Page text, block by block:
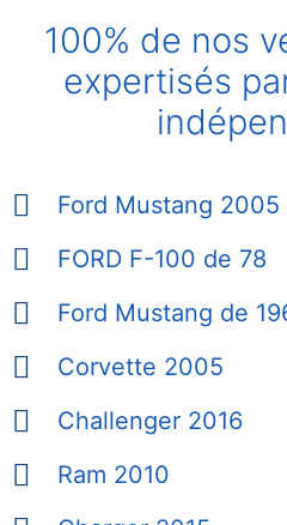
100% de nos
expertisés
Ford Mustang 2005
FORD F-100 de 78
Ford Mustang de
Corvette 2005
Challenger 2016
Ram 2010